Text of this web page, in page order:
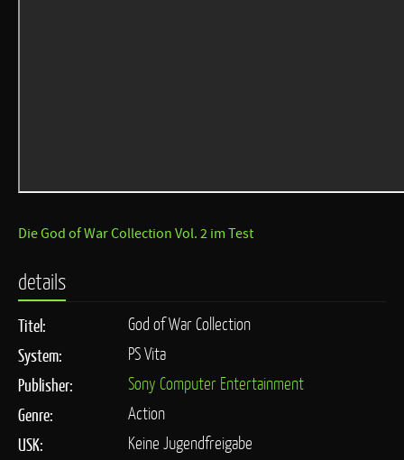
Die God of War Collection Vol. 2 im Test
details
Titel:
God of War Collection
System:
PS Vita
Publisher:
Sony Computer Entertainment
Genre:
Action
USK:
Keine Jugendfreigabe